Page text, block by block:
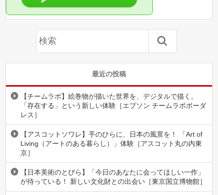
最近の投稿
【チームラボ】絵巻物が描いた世界を、デジタルで描く。
「存在する」という新しい体験［エプソン チームラボボーダ
レス］
【アスコットソワレ】手のひらに、日本の風景を！ 「Art of
Living（アートのある暮らし）」体験［アスコット丸の内東
京］
【日本美術のとびら】「今日のあなたに会ってほしい一作」
が待っている！ 新しい文化財との出会い［東京国立博物館］